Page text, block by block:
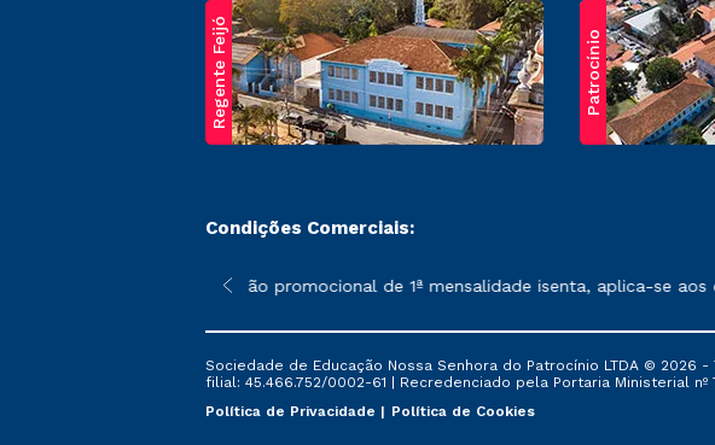
Regente Feijó Patrocínio
Condições Comerciais:
sofrer alterações nos períodos de rematrícula conforme exposto no contrato
*A condição promocional de 1ª mensalidade isenta, aplica-se
Sociedade de Educação Nossa Senhora do Patrocínio LTDA © 2026
filial: 45.466.752/0002-61 | Recredenciado pela Portaria Ministerial nº
Política de Privacidade
Política de Cookies